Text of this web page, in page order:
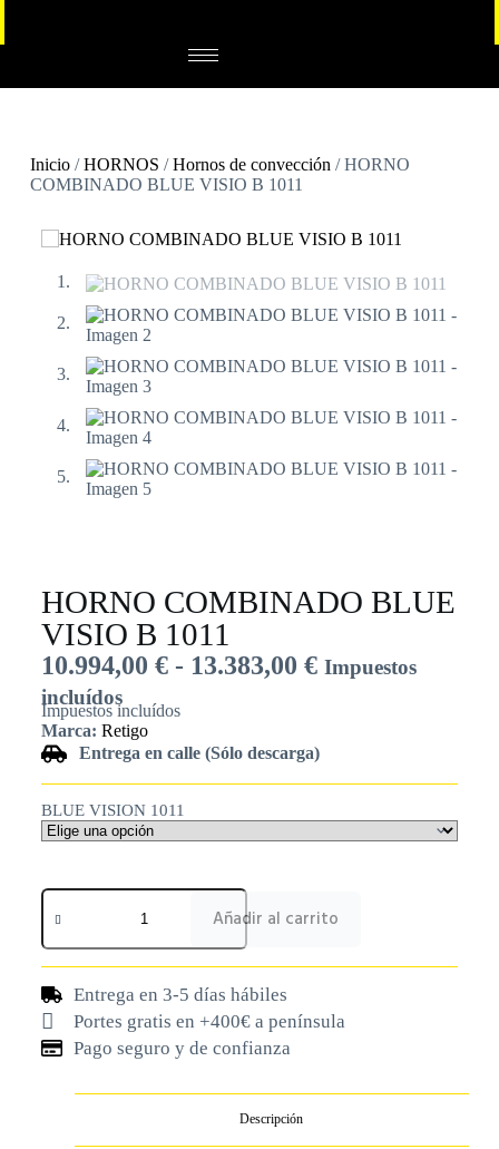
Inicio/HORNOS /Hornos de convección / HORNO
COMBINADO BLUE VISIO B 1011
HORNO COMBINADO BLUE
VISIO B 1011
10.994,00 € - 13.383,00 € Impuestos
incluídos
Impuestos incluídos
Marca: Retigo
Entrega en calle (Sólo descarga)
BLUE VISION 1011
Añadir al carrito
Entrega en 3-5 días hábiles
Portes gratis en +400€ a península
Pago seguro y de confianza
Descripción